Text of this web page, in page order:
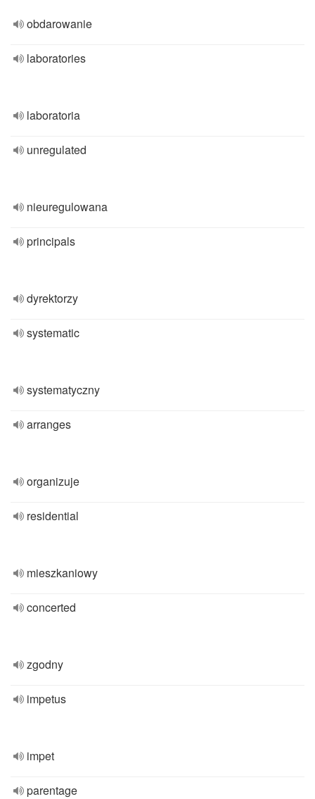
obdarowanie
laboratories
laboratoria
unregulated
nieuregulowana
principals
dyrektorzy
systematic
systematyczny
arranges
organizuje
residential
mieszkaniowy
concerted
zgodny
impetus
impet
parentage